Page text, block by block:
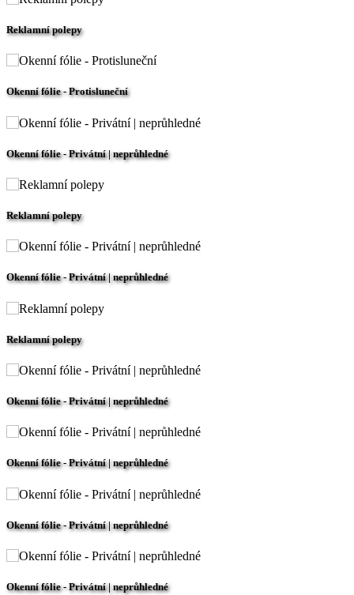
Reklamní polepy
Okenní fólie - Protisluneční
Okenní fólie - Privátní | neprůhledné
Reklamní polepy
Okenní fólie - Privátní | neprůhledné
Reklamní polepy
Okenní fólie - Privátní | neprůhledné
Okenní fólie - Privátní | neprůhledné
Okenní fólie - Privátní | neprůhledné
Okenní fólie - Privátní | neprůhledné